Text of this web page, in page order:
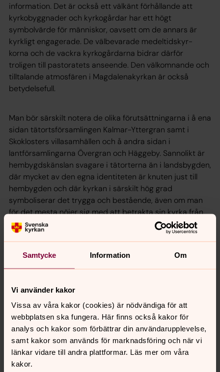
Samtycke Information Om
Vi använder kakor
Vissa av våra kakor (cookies) är nödvändiga för att
webbplatsen ska fungera. Här finns också kakor för
analys och kakor som förbättrar din användarupplevelse,
samt kakor som används för marknadsföring och när vi
länkar vidare till andra plattformar. Läs mer om våra
kakor.
information. Det är också ett välkänt förhållande att
kyrkobyggnader och kyrkogårdar har ett högt
symbolvärde för människor, oavsett om de annars är
kyrkligt engagerade. De välbevarade medeltidskyr-
korna och de vackra kyrkogårdarna bidrar därför
troligen till pastoratets anseende. Den välkomnande och
tilltalande atmosfären i Magdalenakyrkan är också
betydelsefull.
Man bör särskilt notera de olika förutsättningarna i å ena
sidan tätortsförsamlingen Kalmar-Yttergran samt i
Skoklosters villasamhällen och å andra sidan i
lantförsamlingarna Övergran och Häggeby. Sannolikt är
hembygdskänslan svagare i tätorterna än i landsbygden,
där mycket av den egna identiteten är knuten just till
hembygden och där kyrkan i särskilt hög grad
symboliserar det trygga och bestående, även om man
för det mesta nöjer sig med att betrakta sin kyrka från
utsidan. I tätorterna däremot kanske kyrkans
samhällsnyttiga verksamhet ses som mera angelägen.
2000-talet visar nedåtgående kurvor, liksom även
antalet döpta, konfirmerade och kyrkligt vigda. Detta är
ju visserligen inte något unikt just för Håbo pastorat,
men inte desto mindre något som måste ägnas den
största uppmärksamhet.
Framtiden i ett tioårsperspektiv